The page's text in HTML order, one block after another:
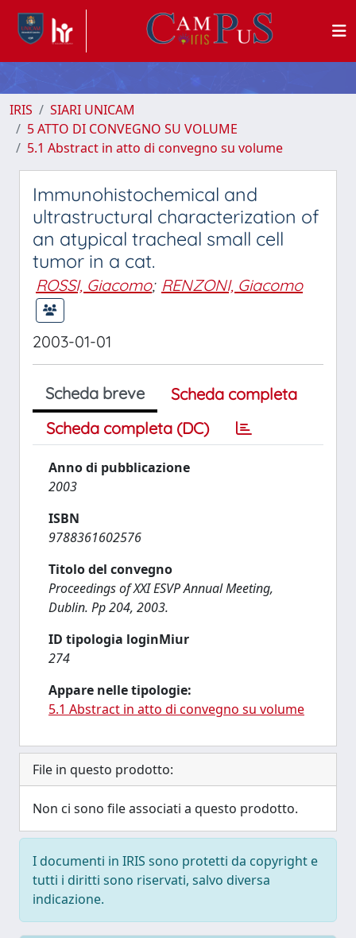
IRIS
SIARI UNICAM
5 ATTO DI CONVEGNO SU VOLUME
5.1 Abstract in atto di convegno su volume
Immunohistochemical and
ultrastructural characterization of
an atypical tracheal small cell
tumor in a cat.
ROSSI, Giacomo; RENZONI, Giacomo
2003-01-01
Scheda breve
Scheda completa
Scheda completa (DC)
Anno di pubblicazione
2003
ISBN
9788361602576
Titolo del convegno
Proceedings of XXI ESVP Annual Meeting,
Dublin. Pp 204, 2003.
ID tipologia loginMiur
274
Appare nelle tipologie:
5.1 Abstract in atto di convegno su volume
File in questo prodotto:
Non ci sono file associati a questo prodotto.
I documenti in IRIS sono protetti da copyright e
tutti i diritti sono riservati, salvo diversa
indicazione.